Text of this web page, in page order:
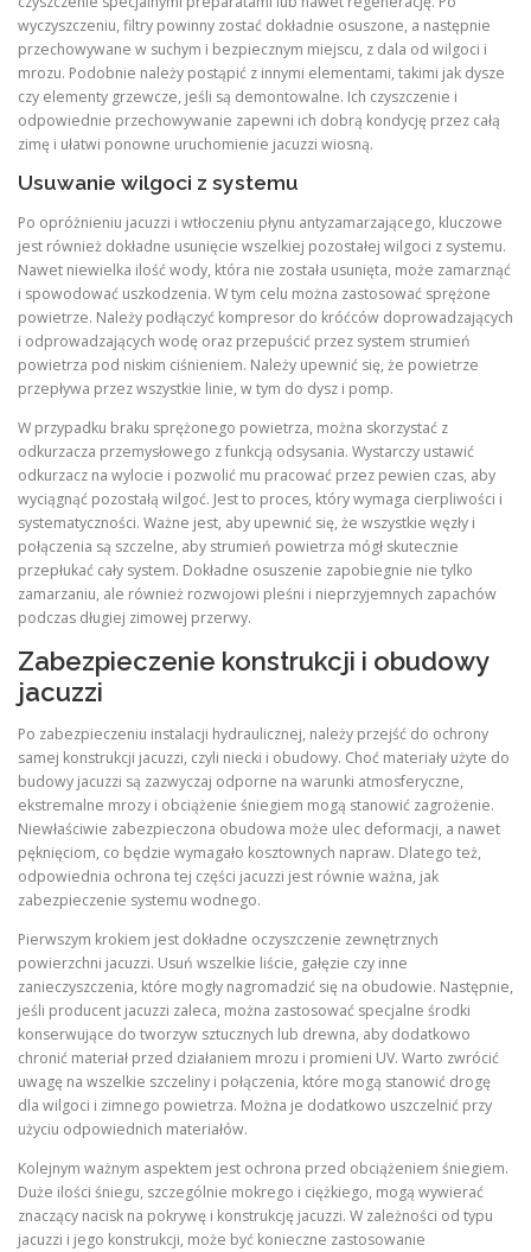
wyczyszczeniu, filtry powinny zostać dokładnie osuszone, a następnie
przechowywane w suchym i bezpiecznym miejscu, z dala od wilgoci i
mrozu. Podobnie należy postąpić z innymi elementami, takimi jak dysze
czy elementy grzewcze, jeśli są demontowalne. Ich czyszczenie i
odpowiednie przechowywanie zapewni ich dobrą kondycję przez całą
zimę i ułatwi ponowne uruchomienie jacuzzi wiosną.
Usuwanie wilgoci z systemu
Po opróżnieniu jacuzzi i wtłoczeniu płynu antyzamarzającego, kluczowe
jest również dokładne usunięcie wszelkiej pozostałej wilgoci z systemu.
Nawet niewielka ilość wody, która nie została usunięta, może zamarznąć
i spowodować uszkodzenia. W tym celu można zastosować sprężone
powietrze. Należy podłączyć kompresor do króćców doprowadzających
i odprowadzających wodę oraz przepuścić przez system strumień
powietrza pod niskim ciśnieniem. Należy upewnić się, że powietrze
przepływa przez wszystkie linie, w tym do dysz i pomp.
W przypadku braku sprężonego powietrza, można skorzystać z
odkurzacza przemysłowego z funkcją odsysania. Wystarczy ustawić
odkurzacz na wylocie i pozwolić mu pracować przez pewien czas, aby
wyciągnąć pozostałą wilgoć. Jest to proces, który wymaga cierpliwości i
systematyczności. Ważne jest, aby upewnić się, że wszystkie węzły i
połączenia są szczelne, aby strumień powietrza mógł skutecznie
przepłukać cały system. Dokładne osuszenie zapobiegnie nie tylko
zamarzaniu, ale również rozwojowi pleśni i nieprzyjemnych zapachów
podczas długiej zimowej przerwy.
Zabezpieczenie konstrukcji i obudowy
jacuzzi
Po zabezpieczeniu instalacji hydraulicznej, należy przejść do ochrony
samej konstrukcji jacuzzi, czyli niecki i obudowy. Choć materiały użyte do
budowy jacuzzi są zazwyczaj odporne na warunki atmosferyczne,
ekstremalne mrozy i obciążenie śniegiem mogą stanowić zagrożenie.
Niewłaściwie zabezpieczona obudowa może ulec deformacji, a nawet
pęknięciom, co będzie wymagało kosztownych napraw. Dlatego też,
odpowiednia ochrona tej części jacuzzi jest równie ważna, jak
zabezpieczenie systemu wodnego.
Pierwszym krokiem jest dokładne oczyszczenie zewnętrznych
powierzchni jacuzzi. Usuń wszelkie liście, gałęzie czy inne
zanieczyszczenia, które mogły nagromadzić się na obudowie. Następnie,
jeśli producent jacuzzi zaleca, można zastosować specjalne środki
konserwujące do tworzyw sztucznych lub drewna, aby dodatkowo
chronić materiał przed działaniem mrozu i promieni UV. Warto zwrócić
uwagę na wszelkie szczeliny i połączenia, które mogą stanowić drogę
dla wilgoci i zimnego powietrza. Można je dodatkowo uszczelnić przy
użyciu odpowiednich materiałów.
Kolejnym ważnym aspektem jest ochrona przed obciążeniem śniegiem.
Duże ilości śniegu, szczególnie mokrego i ciężkiego, mogą wywierać
znaczący nacisk na pokrywę i konstrukcję jacuzzi. W zależności od typu
jacuzzi i jego konstrukcji, może być konieczne zastosowanie